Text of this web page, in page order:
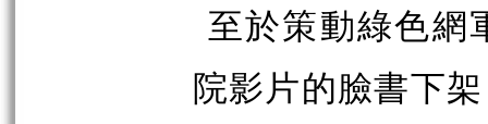
至於策動綠色網
院影片的臉書下